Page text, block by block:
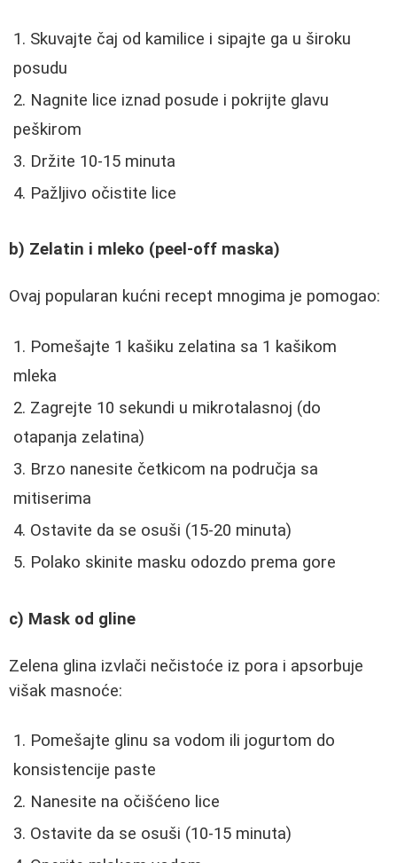
Skuvajte čaj od kamilice i sipajte ga u široku
posudu
Nagnite lice iznad posude i pokrijte glavu
peškirom
Držite 10-15 minuta
Pažljivo očistite lice
b) Zelatin i mleko (peel-off maska)
Ovaj popularan kućni recept mnogima je pomogao:
Pomešajte 1 kašiku zelatina sa 1 kašikom
mleka
Zagrejte 10 sekundi u mikrotalasnoj (do
otapanja zelatina)
Brzo nanesite četkicom na područja sa
mitiserima
Ostavite da se osuši (15-20 minuta)
Polako skinite masku odozdo prema gore
c) Mask od gline
Zelena glina izvlači nečistoće iz pora i apsorbuje
višak masnoće:
Pomešajte glinu sa vodom ili jogurtom do
konsistencije paste
Nanesite na očišćeno lice
Ostavite da se osuši (10-15 minuta)